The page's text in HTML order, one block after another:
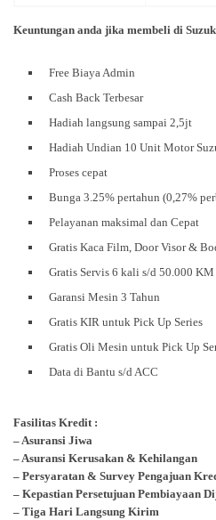
Keuntungan anda jika membeli di
Free Biaya Admin
Cash Back Terbesar
Hadiah langsung sampai 2,5jt
Hadiah Undian 10 Unit Motor
Proses cepat
Bunga 3.25% pertahun (0,27%
Pelayanan maksimal dan Cepat
Gratis Kaca Film, Door Visor &
Gratis Servis 6 kali s/d 50.000 KM
Garansi Mesin 3 Tahun
Gratis KIR untuk Pick Up Series
Gratis Oli Mesin untuk Pick Up
Data di Bantu s/d ACC
Fasilitas Kredit :
– Asuransi Jiwa
– Asuransi Kerusakan & Kehilangan
– Persyaratan & Survey Pengajuan
– Kepastian Persetujuan Pembiayaan
– Tiga Hari Langsung Kirim